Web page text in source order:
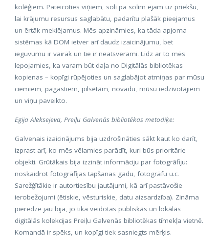
kolēģiem. Pateicoties viņiem, soli pa solim ejam uz priekšu,
lai krājumu resursus saglabātu, padarītu plašāk pieejamus
un ērtāk meklējamus. Mēs apzināmies, ka tāda apjoma
sistēmas kā DOM ietver arī daudz izaicinājumu, bet
ieguvumu ir vairāk un tie ir neatsverami. Līdz ar to mēs
lepojamies, ka varam būt daļa no Digitālās bibliotēkas
kopienas – kopīgi rūpējoties un saglabājot atmiņas par mūsu
ciemiem, pagastiem, pilsētām, novadu, mūsu iedzīvotājiem
un viņu paveikto.
Egija Aleksejeva, Preiļu Galvenās bibliotēkas metodiķe:
Galvenais izaicinājums bija uzdrošināties sākt kaut ko darīt,
izprast arī, ko mēs vēlamies parādīt, kuri būs prioritārie
objekti. Grūtākais bija izzināt informāciju par fotogrāfiju:
noskaidrot fotogrāfijas tapšanas gadu, fotogrāfu u.c.
Sarežģītākie ir autortiesību jautājumi, kā arī pastāvošie
ierobežojumi (ētiskie, vēsturiskie, datu aizsardzība). Zināma
pieredze jau bija, jo tika veidotas publiskās un lokālās
digitālās kolekcijas Preiļu Galvenās bibliotēkas tīmekļa vietnē.
Komandā ir spēks, un kopīgi tiek sasniegts mērķis.